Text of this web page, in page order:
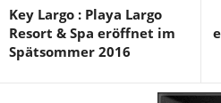
Key Largo : Playa Largo
Resort & Spa eröffnet im
Spätsommer 2016